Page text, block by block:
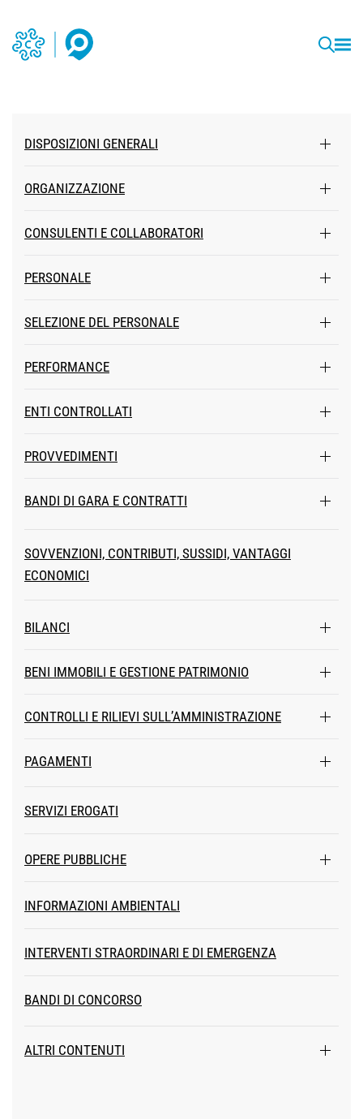
DISPOSIZIONI GENERALI
ORGANIZZAZIONE
CONSULENTI E COLLABORATORI
PERSONALE
SELEZIONE DEL PERSONALE
PERFORMANCE
ENTI CONTROLLATI
PROVVEDIMENTI
BANDI DI GARA E CONTRATTI
SOVVENZIONI, CONTRIBUTI, SUSSIDI, VANTAGGI
ECONOMICI
BILANCI
BENI IMMOBILI E GESTIONE PATRIMONIO
CONTROLLI E RILIEVI SULL’AMMINISTRAZIONE
PAGAMENTI
SERVIZI EROGATI
OPERE PUBBLICHE
INFORMAZIONI AMBIENTALI
INTERVENTI STRAORDINARI E DI EMERGENZA
BANDI DI CONCORSO
ALTRI CONTENUTI